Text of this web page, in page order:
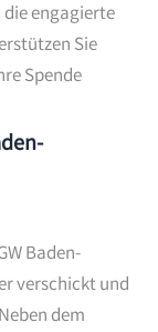
engagierte
Sie
Spende
Baden-
verschickt und
dem